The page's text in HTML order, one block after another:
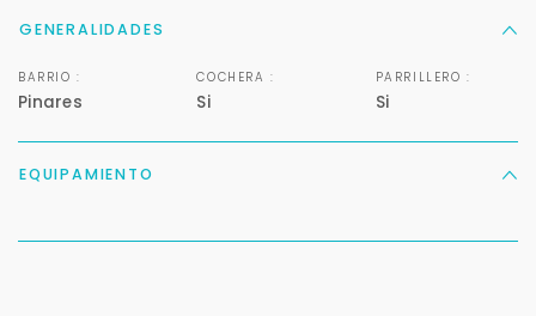
GENERALIDADES
BARRIO :
Pinares
COCHERA :
Si
PARRILLERO :
Si
EQUIPAMIENTO